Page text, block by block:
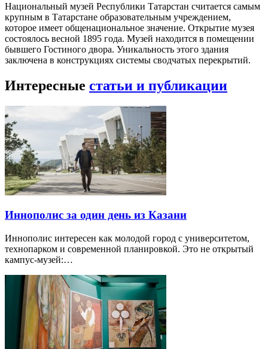
Национальный музей Республики Татарстан считается самым
крупным в Татарстане образовательным учреждением,
которое имеет общенациональное значение. Открытие музея
состоялось весной 1895 года. Музей находится в помещении
бывшего Гостиного двора. Уникальность этого здания
заключена в конструкциях системы сводчатых перекрытий.
Интересные статьи и публикации
Иннополис за один день из Казани
Иннополис интересен как молодой город с университетом,
технопарком и современной планировкой. Это не открытый
кампус-музей:…